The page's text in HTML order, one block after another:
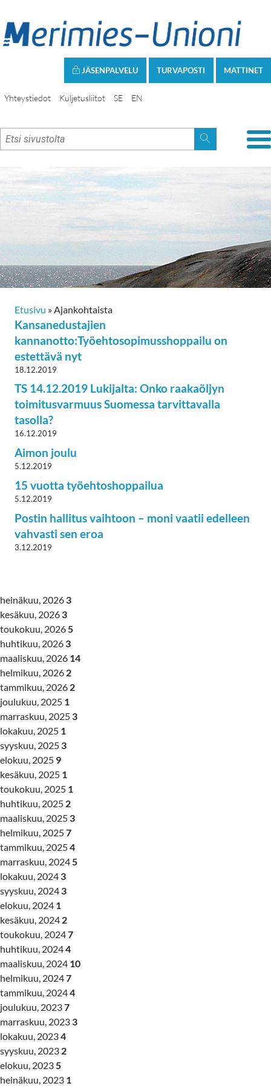
MATTINET
TURVAPOSTI
JÄSENPALVELU
Yhteystiedot Kuljetusliitot SE EN
Etusivu » Ajankohtaista
Kansanedustajien
kannanotto:Työehtosopimusshoppailu on
estettävä nyt
18.12.2019
TS 14.12.2019 Lukijalta: Onko raakaöljyn
toimitusvarmuus Suomessa tarvittavalla
tasolla?
16.12.2019
Aimon joulu
5.12.2019
15 vuotta työehtoshoppailua
5.12.2019
Postin hallitus vaihtoon – moni vaatii edelleen
vahvasti sen eroa
3.12.2019
heinäkuu, 2026 3
kesäkuu, 2026 3
toukokuu, 20265
huhtikuu, 2026 3
maaliskuu, 2026 14
helmikuu, 2026 2
tammikuu, 2026 2
joulukuu, 2025 1
marraskuu, 2025 3
lokakuu, 2025 1
syyskuu, 2025 3
elokuu, 2025 9
kesäkuu, 2025 1
toukokuu, 2025 1
huhtikuu, 2025 2
maaliskuu, 2025 3
helmikuu, 20257
tammikuu, 20254
marraskuu, 20245
lokakuu, 2024 3
syyskuu, 2024 3
elokuu, 2024 1
kesäkuu, 2024 2
toukokuu, 20247
huhtikuu, 20244
maaliskuu, 2024 10
helmikuu, 20247
tammikuu, 20244
joulukuu, 20237
marraskuu, 2023 3
lokakuu, 20234
syyskuu, 2023 2
elokuu, 20235
heinäkuu, 2023 1